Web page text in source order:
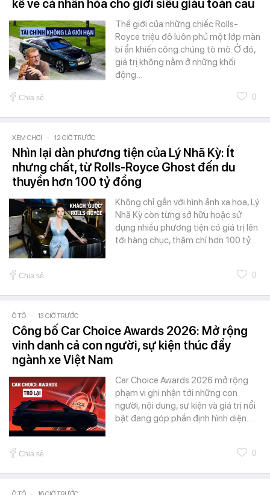
kể về cá nhân hóa cho giới siêu giàu toàn cầu
Thế giới của những chiếc Rolls-
Royce triệu đô luôn phủ một lớp màn
bí ẩn khiến công chúng tò mò. Ở đó,
giá trị không nằm ở những khối
động…
Chia sẻ 0
XEM CHƠI - 12 GIỜ TRƯỚC
Nhìn lại dàn phương tiện của Lý Nhã Kỳ: Ít
nhưng chất, từ Rolls-Royce Ghost đến du
thuyền hơn 100 tỷ đồng
Không chỉ gắn với hình ảnh xa hoa, Lý
Nhã Kỳ còn từng sở hữu hoặc sử
dụng nhiều phương tiện có giá trị lên
tới hàng chục, thậm chí hơn 100 tỷ…
Chia sẻ 0
Ô TÔ - 13 GIỜ TRƯỚC
Công bố Car Choice Awards 2026: Mở rộng
vinh danh cả con người, sự kiện thúc đẩy
ngành xe Việt Nam
Car Choice Awards 2026 mở rộng
phạm vi ghi nhận tới những con
người, nội dung, sự kiện và giá trị nổi
bật đang góp phần định hình diện…
Chia sẻ 0